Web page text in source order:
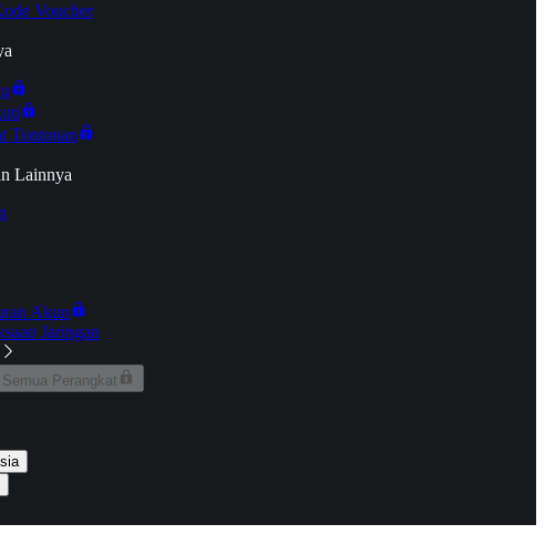
Voucher
Tontonan
Lainnya
Akun
Jaringan
Semua Perangkat